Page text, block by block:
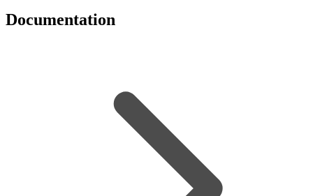
Documentation